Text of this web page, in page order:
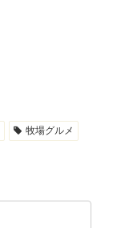
牧場グルメ